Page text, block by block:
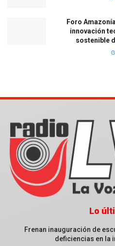
Foro
innovación
sostenible
Lo
Frenan inauguración de
deficiencias en la